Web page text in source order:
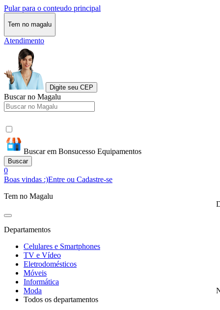
Pular para o conteudo principal
Tem no magalu
Atendimento
Digite seu CEP
Buscar no Magalu
Buscar em Bonsucesso Equipamentos
Buscar
0
Boas vindas :)Entre ou Cadastre-se
Tem no Magalu
Departamentos
Celulares e Smartphones
TV e Vídeo
Eletrodomésticos
Móveis
Informática
Moda
Todos os departamentos